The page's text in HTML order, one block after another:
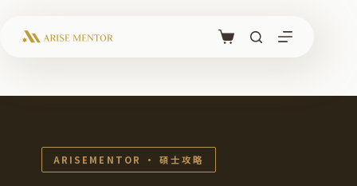
內
購
車
ARISEMENTOR · 碩士攻略